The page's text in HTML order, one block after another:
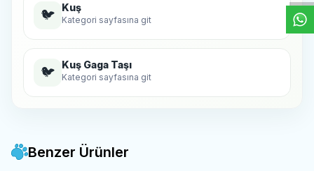
🐦 Kuş
Kategori sayfasına git
🐦 Kuş Gaga Taşı
Kategori sayfasına git
Benzer Ürünler